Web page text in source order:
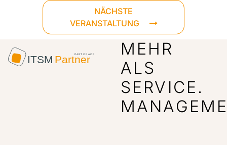
NÄCHSTE
VERANSTALTUNG
MEHR
ALS
SERVICE.